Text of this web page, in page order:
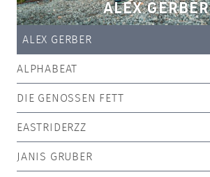
ALEX GERBER
ALPHABEAT
DIE GENOSSEN FETT
EASTRIDERZZ
JANIS GRUBER
ALEX GERBER